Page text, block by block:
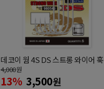
데코이 웜 4S DS 스트롱 와이어 훅
4,000원
13% 3,500원